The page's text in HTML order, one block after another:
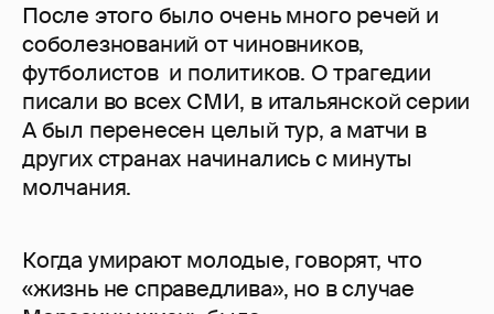
После этого было очень много речей и
соболезнований от чиновников,
футболистов и политиков. О трагедии
писали во всех СМИ, в итальянской серии
А был перенесен целый тур, а матчи в
других странах начинались с минуты
молчания.
Когда умирают молодые, говорят, что
«жизнь не справедлива», но в случае